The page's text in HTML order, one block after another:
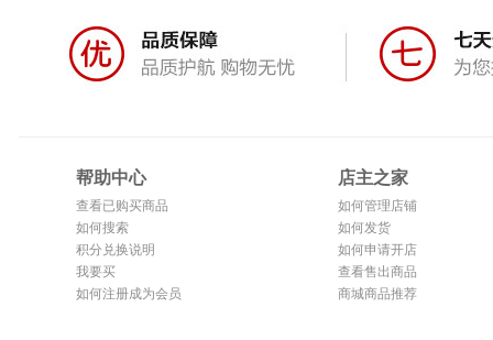
帮助中心
查看已购买商品
如何搜索
积分兑换说明
我要买
如何注册成为会员
店主之家
如何管理店铺
如何发货
如何申请开店
查看售出商品
商城商品推荐